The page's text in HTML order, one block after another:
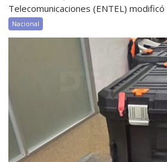
Telecomunicaciones (ENTEL) modificó
Nacional